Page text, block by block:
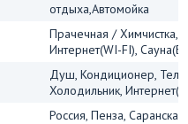
отдыха,Автомойка
Прачечная / Химчистка,
Интернет(WI-FI),
Душ, Кондиционер,
Холодильник,
Россия, Пенза,